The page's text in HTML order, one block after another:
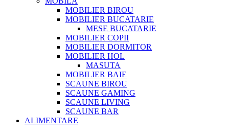
MOBILIER BIROU
MOBILIER BUCATARIE
MESE BUCATARIE
MOBILIER COPII
MOBILIER DORMITOR
MOBILIER HOL
MASUTA
MOBILIER BAIE
SCAUNE BIROU
SCAUNE GAMING
SCAUNE LIVING
SCAUNE BAR
ALIMENTARE